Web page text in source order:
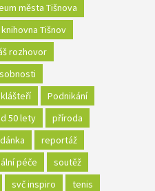
města Tišnova
Tišnov
rozhovor
Podnikání
50 lety
příroda
reportáž
péče
soutěž
svč inspiro
tenis